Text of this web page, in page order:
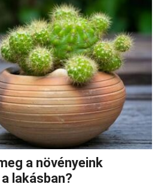
a növényeink
lakásban?